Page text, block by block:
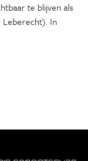
te blijven als
Leberecht). In